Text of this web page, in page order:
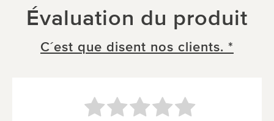
Évaluation du produit
C´est que disent nos clients. *